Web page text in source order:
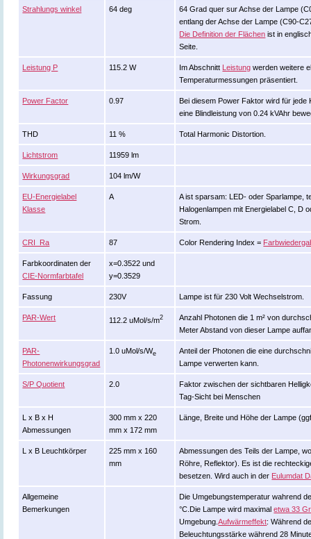
Strahlungs winkel 64 deg
64 Grad quer sur Achse der Lampe
entlang der Achse der Lampe (C90-
Die Definition der Flächen ist in
Seite.
Leistung P 115.2 W Im Abschnitt Leistung werden weitere
Temperaturmessungen präsentiert.
Power Factor 0.97
Bei diesem Power Faktor wird für jede
eine Blindleistung von 0.24 kVAhr
THD 11 % Total Harmonic Distortion.
Lichtstrom 11959 lm
Wirkungsgrad 104 lm/W
EU-Energielabel
Klasse
A
A ist sparsam: LED- oder Sparlampe,
Halogenlampen mit Energielabel C, D
Strom.
CRI_Ra 87 Color Rendering Index =
Farbkoordinaten der
CIE-Normfarbtafel
x=0.3522 und
y=0.3529
Fassung 230V Lampe ist für 230 Volt Wechselstrom.
PAR-Wert 112.2 uMol/s/m2
Anzahl Photonen die 1 m² von
Meter Abstand von dieser Lampe
PAR-
Photonenwirkungsgrad
1.0 uMol/s/We
Anteil der Photonen die eine
Lampe verwerten kann.
S/P Quotient 2.0
Faktor zwischen der sichtbaren
Tag-Sicht bei Menschen
L x B x H
Abmessungen
300 mm x 220
mm x 172 mm
Länge, Breite und Höhe der Lampe
L x B Leuchtkörper
225 mm x 160
mm
Abmessungen des Teils der Lampe,
Röhre, Reflektor). Es ist die
besetzen. Wird auch in der Eulumdat
Allgemeine
Bemerkungen
Die Umgebungstemperatur wahrend
°C.Die Lampe wird maximaletwa 33
Umgebung.Aufwärmeffekt: Während
Beleuchtungsstärke während 28